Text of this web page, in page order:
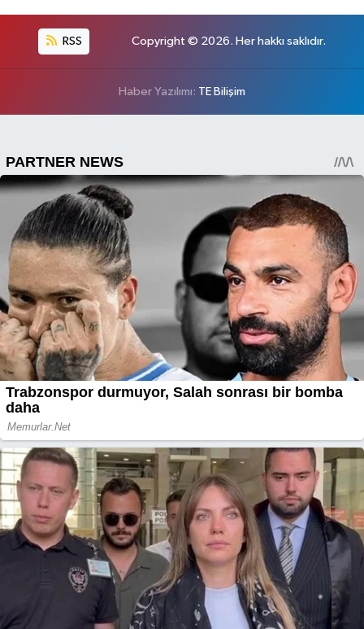
RSS Copyright © 2026. Her hakkı saklıdır.
Haber Yazılımı: TE Bilişim